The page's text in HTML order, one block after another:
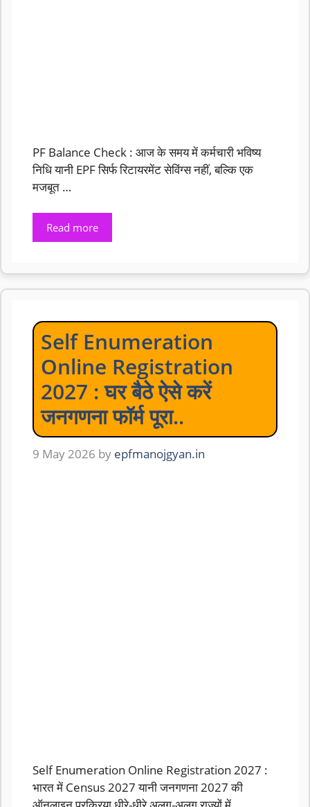
PF Balance Check : आज के समय में कर्मचारी भविष्य
निधि यानी EPF सिर्फ रिटायरमेंट सेविंग्स नहीं, बल्कि एक
मजबूत …
Read more
Self Enumeration
Online Registration
2027 : घर बैठे ऐसे करें
जनगणना फॉर्म पूरा..
9 May 2026 by epfmanojgyan.in
Self Enumeration Online Registration 2027 :
भारत में Census 2027 यानी जनगणना 2027 की